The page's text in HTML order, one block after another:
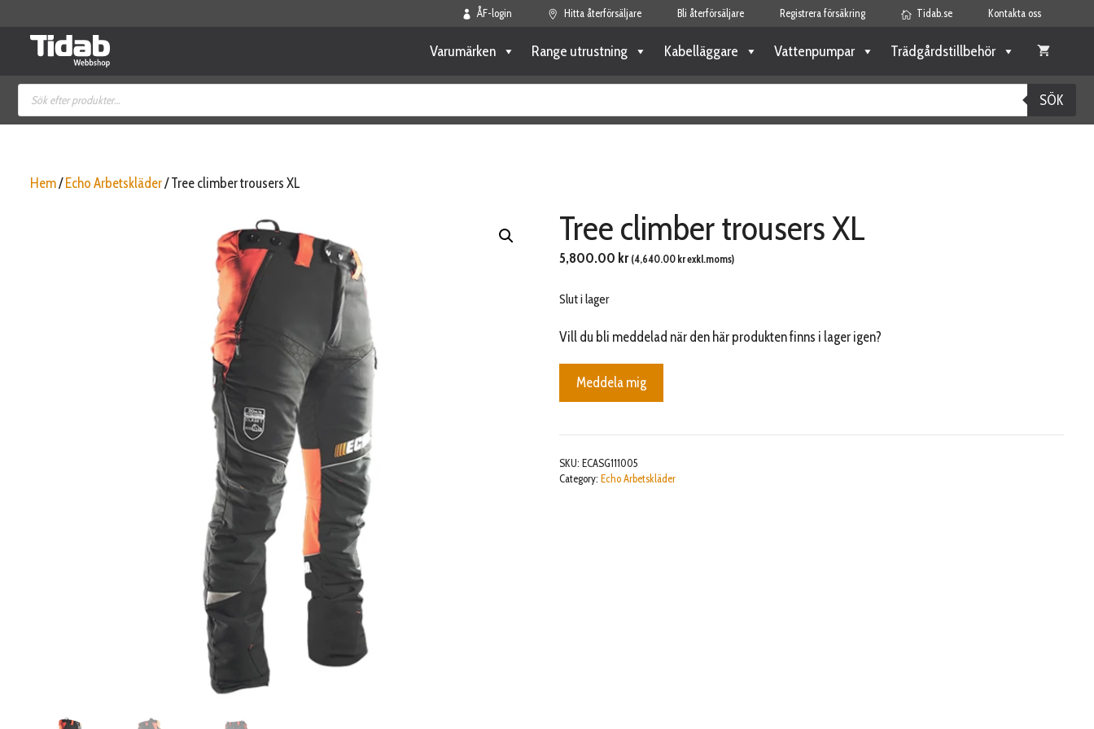
ÅF-login Hitta återförsäljare Bli återförsäljare Registrera försäkring Tidab.se Kontakta oss
Varumärken Range utrustning Kabelläggare Vattenpumpar Trädgårdstillbehör
Produktsökning
SÖK
Hem/ Echo Arbetskläder/ Tree climber trousers XL
Tree climber trousers XL
5,800.00 kr (4,640.00 krexkl.moms)
Slut i lager
Vill du bli meddelad när den här produkten finns i lager igen?
Meddela mig
SKU: ECASG111005
Category: Echo Arbetskläder